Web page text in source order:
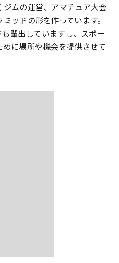
ムの運営、アマチュア大会
ッドの形を作っています。
輩出していますし、スポー
に場所や機会を提供させて